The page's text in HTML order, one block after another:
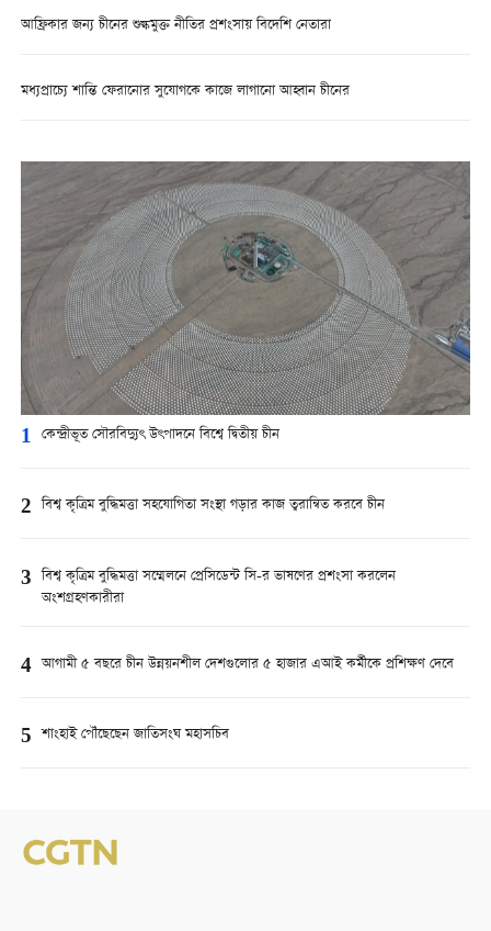
আফ্রিকার জন্য চীনের শুল্কমুক্ত নীতির প্রশংসায় বিদেশি নেতারা
মধ্যপ্রাচ্যে শান্তি ফেরানোর সুযোগকে কাজে লাগানো আহ্বান চীনের
1 কেন্দ্রীভূত সৌরবিদ্যুৎ উৎপাদনে বিশ্বে দ্বিতীয় চীন
2 বিশ্ব কৃত্রিম বুদ্ধিমত্তা সহযোগিতা সংস্থা গড়ার কাজ ত্বরান্বিত করবে চীন
3 বিশ্ব কৃত্রিম বুদ্ধিমত্তা সম্মেলনে প্রেসিডেন্ট সি-র ভাষণের প্রশংসা করলেন
অংশগ্রহণকারীরা
4 আগামী ৫ বছরে চীন উন্নয়নশীল দেশগুলোর ৫ হাজার এআই কর্মীকে প্রশিক্ষণ দেবে
5 শাংহাই পৌঁছেছেন জাতিসংঘ মহাসচিব